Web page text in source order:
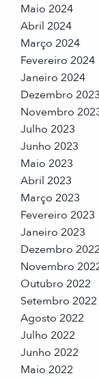
Maio 2024
Abril 2024
Março 2024
Fevereiro 2024
Janeiro 2024
Dezembro 2023
Novembro
Julho 2023
Junho 2023
Maio 2023
Abril 2023
Março 2023
Fevereiro 2023
Janeiro 2023
Dezembro 2022
Novembro
Outubro 2022
Setembro 2022
Agosto 2022
Julho 2022
Junho 2022
Maio 2022